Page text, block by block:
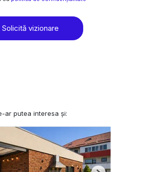
Solicită vizionare
ar putea interesa și: